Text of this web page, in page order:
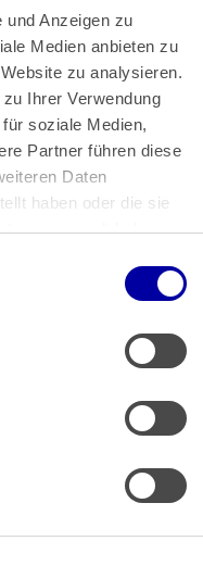
und Anzeigen zu
Medien anbieten zu
zu analysieren.
Ihrer Verwendung
soziale Medien,
Partner führen diese
Daten
haben oder die sie
gesammelt haben.